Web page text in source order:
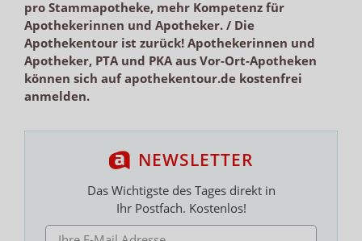
pro Stammapotheke, mehr Kompetenz für
Apothekerinnen und Apotheker. / Die
Apothekentour ist zurück! Apothekerinnen und
Apotheker, PTA und PKA aus Vor-Ort-Apotheken
können sich auf apothekentour.de kostenfrei
anmelden.
NEWSLETTER
Das Wichtigste des Tages direkt in
Ihr Postfach. Kostenlos!
E-MAIL ADRESSE